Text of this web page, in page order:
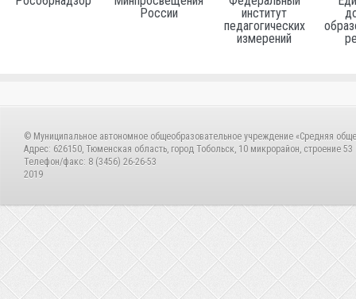
России
институт
педагогических
измерений
© Муниципальное автономное общеобразовательное учреждение «Средняя
Адрес: 626150, Тюменская область, город Тобольск, 10 микрорайон, строение 53
Телефон/факс: 8 (3456) 26-26-53
2019